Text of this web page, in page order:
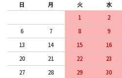
日
月 火 水
1
2
6
7 8 9
13
14 15 16
20
21 22 23
27
28 29 30